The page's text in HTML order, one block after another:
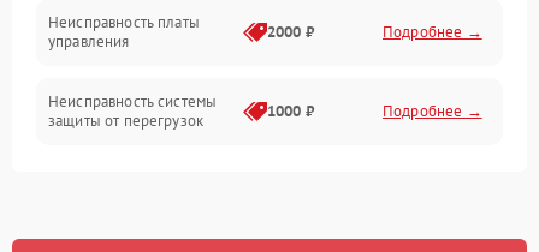
Неисправность платы
управления
2000 ₽ Подробнее →
Неисправность системы
защиты от перегрузок
1000 ₽ Подробнее →